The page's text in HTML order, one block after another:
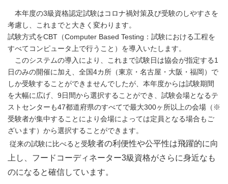
本年度の3級資格認定試験はコロナ禍対策及び受験のしやすさを
考慮し、これまでと大きく変わります。
試験方式をCBT（Computer Based Testing：試験における工程を
すべてコンピュータ上で行うこと）を導入いたします。
このシステムの導入により、これまで試験日は協会が指定する1
日のみの開催に加え、全国4カ所（東京・名古屋・大阪・福岡）で
しか受験することができませんでしたが、本年度からは試験期間
を大幅に広げ、9日間から選択することができ、試験会場となるテ
ストセンターも47都道府県のすべてで最大300ヶ所以上の会場（※
受験者が集中することにより会場によっては定員となる場合もご
ざいます）から選択することができます。
従来の試験に比べると受験者の利便性や公平性は飛躍的に向
上し、フードコーディネーター3級資格がさらに身近なも
のになると確信しています。